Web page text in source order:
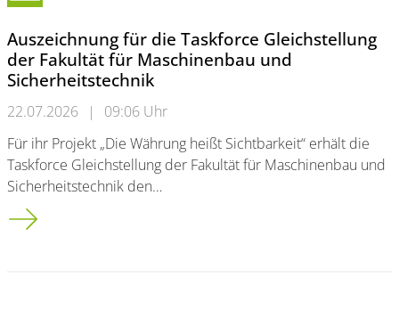
Auszeichnung für die Taskforce Gleichstellung
der Fakultät für Maschinenbau und
Sicherheitstechnik
22.07.2026 |
09:06 Uhr
Für ihr Projekt „Die Währung heißt Sichtbarkeit“ erhält die
Taskforce Gleichstellung der Fakultät für Maschinenbau und
Sicherheitstechnik den…
Auszeichnung für die Taskforce Gleichstellung der Fakultät